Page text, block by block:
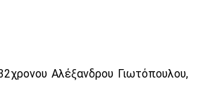
Αλέξανδρου Γιωτόπουλου,